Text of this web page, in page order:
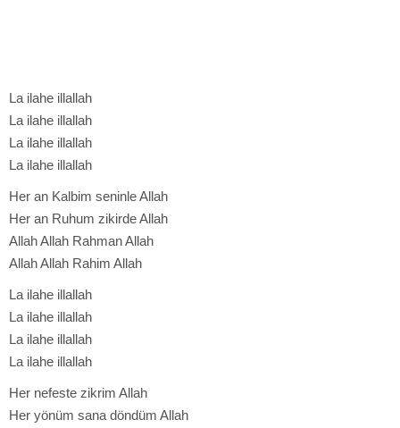
La ilahe illallah
La ilahe illallah
La ilahe illallah
La ilahe illallah
Her an Kalbim seninle Allah
Her an Ruhum zikirde Allah
Allah Allah Rahman Allah
Allah Allah Rahim Allah
La ilahe illallah
La ilahe illallah
La ilahe illallah
La ilahe illallah
Her nefeste zikrim Allah
Her yönüm sana döndüm Allah